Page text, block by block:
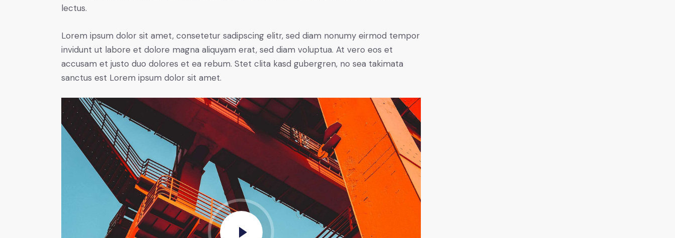
lectus.
Lorem ipsum dolor sit amet, consetetur sadipscing elitr, sed diam nonumy eirmod tempor
invidunt ut labore et dolore magna aliquyam erat, sed diam voluptua. At vero eos et
accusam et justo duo dolores et ea rebum. Stet clita kasd gubergren, no sea takimata
sanctus est Lorem ipsum dolor sit amet.